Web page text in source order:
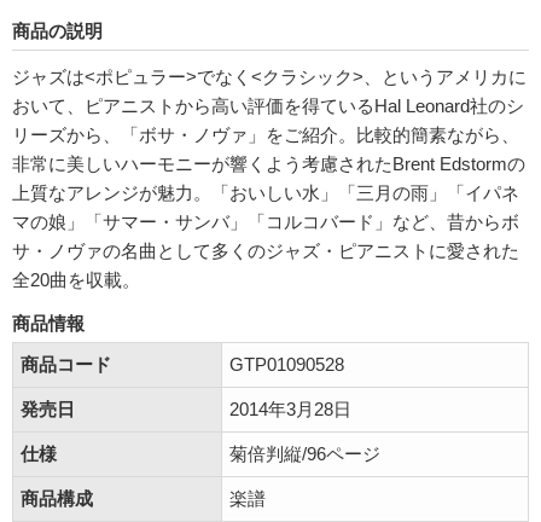
商品の説明
ジャズは<ポピュラー>でなく<クラシック>、というアメリカに
おいて、ピアニストから高い評価を得ているHal Leonard社のシ
リーズから、「ボサ・ノヴァ」をご紹介。比較的簡素ながら、
非常に美しいハーモニーが響くよう考慮されたBrent Edstormの
上質なアレンジが魅力。「おいしい水」「三月の雨」「イパネ
マの娘」「サマー・サンバ」「コルコバード」など、昔からボ
サ・ノヴァの名曲として多くのジャズ・ピアニストに愛された
全20曲を収載。
商品情報
商品コード
GTP01090528
発売日 2014年3月28日
仕様 菊倍判縦/96ページ
商品構成 楽譜